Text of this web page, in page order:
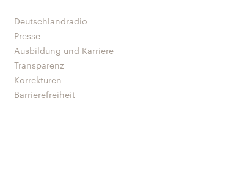
Deutschlandradio
Presse
Ausbildung und Karriere
Transparenz
Korrekturen
Barrierefreiheit